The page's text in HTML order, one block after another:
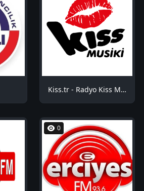
Kiss.tr - Radyo Kiss Musiki
0